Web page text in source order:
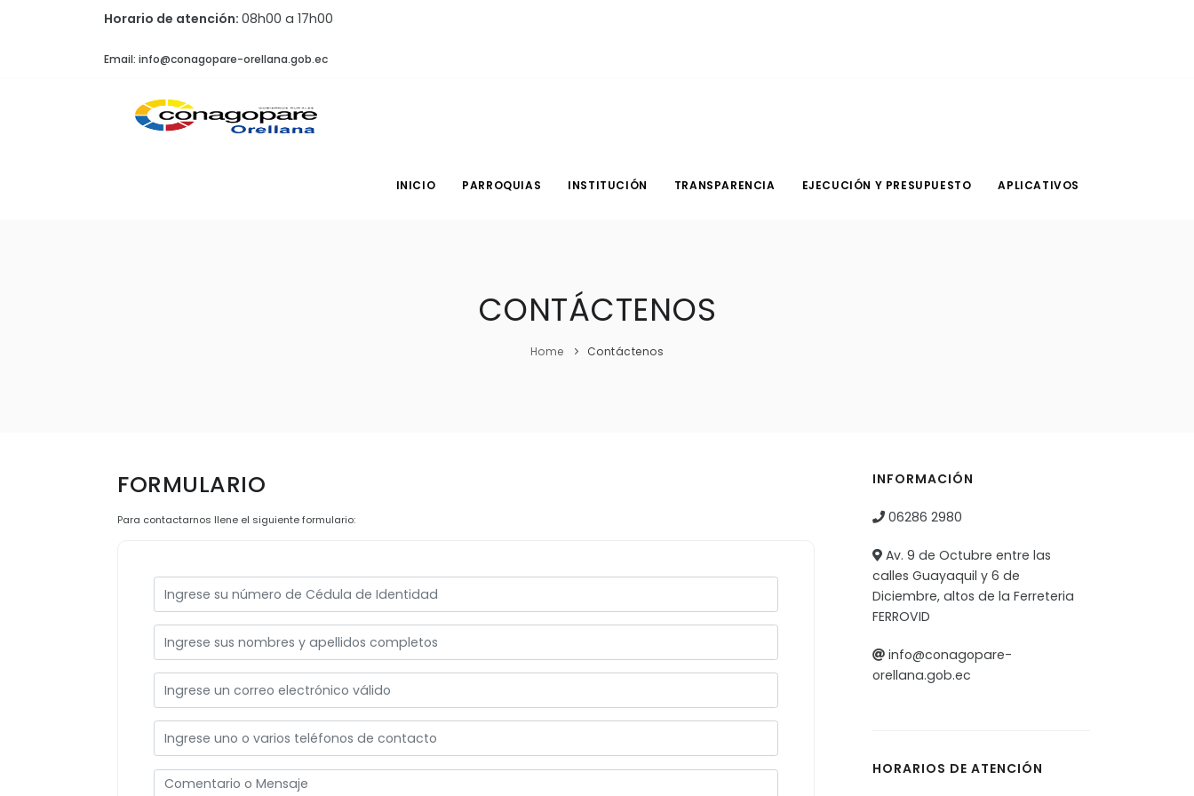
Horario de atención: 08h00 a 17h00
Email: info@conagopare-orellana.gob.ec
INICIO PARROQUIAS INSTITUCIÓN TRANSPARENCIA EJECUCIÓN Y PRESUPUESTO APLICATIVOS
CONTÁCTENOS
Home Contáctenos
FORMULARIO
Para contactarnos llene el siguiente formulario:
INFORMACIÓN
06286 2980
Av. 9 de Octubre entre las
calles Guayaquil y 6 de
Diciembre, altos de la Ferreteria
FERROVID
info@conagopare-
orellana.gob.ec
HORARIOS DE ATENCIÓN